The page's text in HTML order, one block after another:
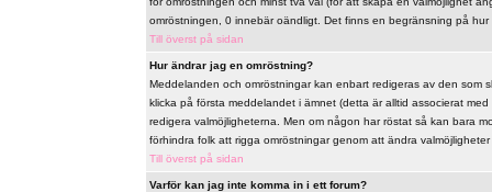
omröstningen, 0 innebär oändligt. Det finns en begränsning på
Till överst på sidan
Hur ändrar jag en omröstning?
Meddelanden och omröstningar kan enbart redigeras av den som
klicka på första meddelandet i ämnet (detta är alltid associerat
redigera valmöjligheterna. Men om någon har röstat så kan bara
förhindra folk att rigga omröstningar genom att ändra
Till överst på sidan
Varför kan jag inte komma in i ett forum?